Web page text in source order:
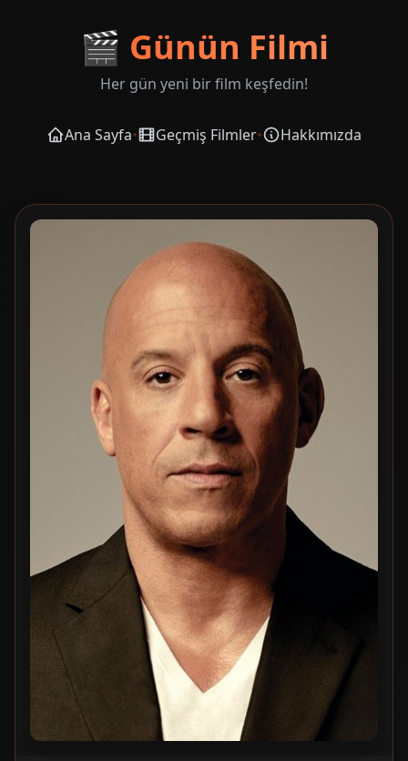
🎬 Günün Filmi
Her gün yeni bir film keşfedin!
Ana Sayfa• Geçmiş Filmler• Hakkımızda